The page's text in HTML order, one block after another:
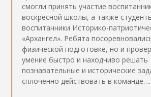
смогли принять участие
воскресной школы, а также
воспитанники Историко-
«Архангел». Ребята
физической подготовке, но и
умение быстро и находчиво решать
познавательные и исторические
сплоченно действовать в команде….